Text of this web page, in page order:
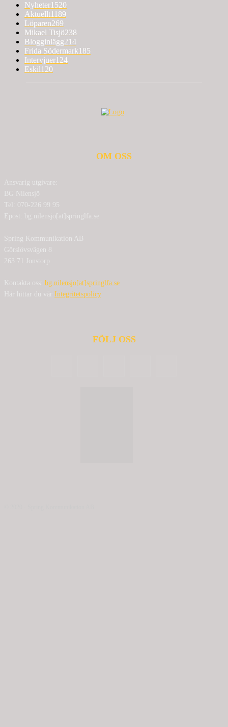
Nyheter1520
Aktuellt1189
Löparen269
Mikael Tisjö238
Blogginlägg214
Frida Södermark185
Intervjuer124
Eskil120
OM OSS
Ansvarig utgivare:
BG Nilensjö
Tel: 070-226 99 95
Epost: bg.nilensjo[at]springlfa.se
Spring Kommunikation AB
Görslövsvägen 8
263 71 Jonstorp
Kontakta oss: bg.nilensjo[at]springlfa.se
Här hittar du vår Integritetspolicy
FÖLJ OSS